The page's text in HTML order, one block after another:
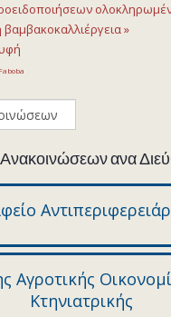
»
ανα
Αγροτικής
Κτηνιατρικής